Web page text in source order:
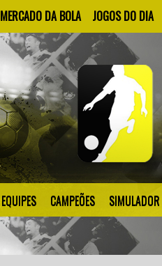
MERCADO DA BOLA JOGOS DO DIA
EQUIPES CAMPEÕES SIMULADOR